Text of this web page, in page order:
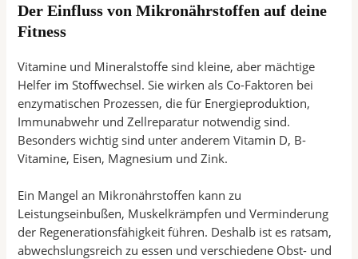
Der Einfluss von Mikronährstoffen auf deine
Fitness
Vitamine und Mineralstoffe sind kleine, aber mächtige
Helfer im Stoffwechsel. Sie wirken als Co-Faktoren bei
enzymatischen Prozessen, die für Energieproduktion,
Immunabwehr und Zellreparatur notwendig sind.
Besonders wichtig sind unter anderem Vitamin D, B-
Vitamine, Eisen, Magnesium und Zink.
Ein Mangel an Mikronährstoffen kann zu
Leistungseinbußen, Muskelkrämpfen und Verminderung
der Regenerationsfähigkeit führen. Deshalb ist es ratsam,
abwechslungsreich zu essen und verschiedene Obst- und